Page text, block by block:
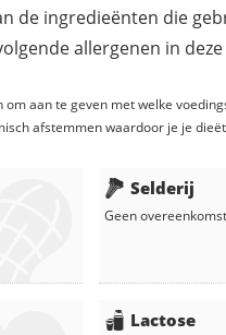
de ingredieënten die
allergenen in
aan te geven met welke
afstemmen waardoor je je
Selderij
Geen
Lactose